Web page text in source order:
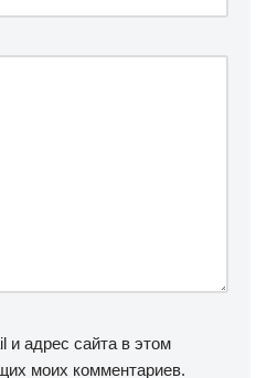
и адрес сайта в этом
моих комментариев.